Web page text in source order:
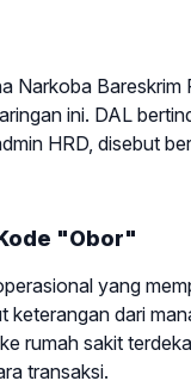
Narkoba
ini. DAL
HRD, disebut
"Obor"
yang
dari
rumah sakit
transaksi.